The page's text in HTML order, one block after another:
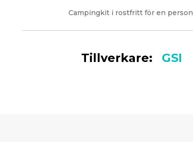
Campingkit i rostfritt för en person
Tillverkare: GSI